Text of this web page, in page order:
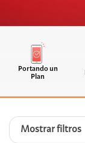
Portando un
Plan
Mostrar filtros